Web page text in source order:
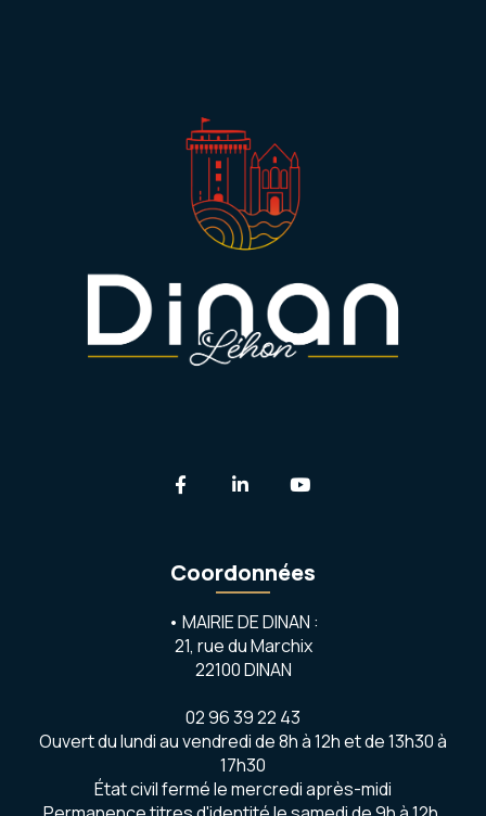
Lien vers le compte Facebook
Lien vers le compte
Coordonnées
• MAIRIE DE DINAN :
21, rue du Marchix
22100 DINAN
02 96 39 22 43
Ouvert du lundi au vendredi de 8h à 12h et de 13h30 à
17h30
État civil fermé le mercredi après-midi